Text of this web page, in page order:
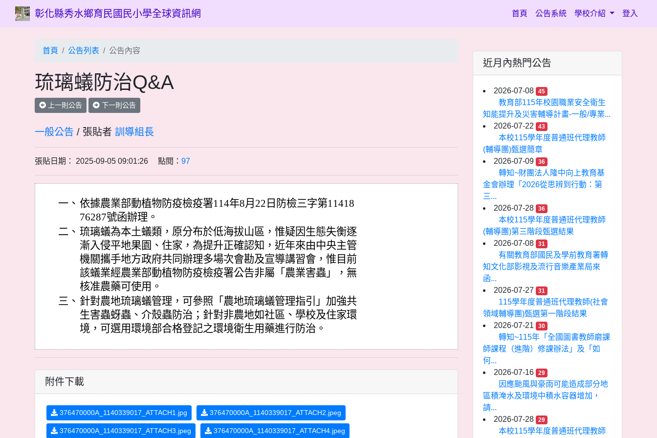
彰化縣秀水鄉育民國民小學全球資訊網 首頁 (current)
公告系統 學校介紹 登入
首頁 公告列表 公告內容
琉璃蟻防治Q&A
上一則公告 下一則公告
一般公告 / 張貼者 訓導組長
張貼日期： 2025-09-05 09:01:26 點閱： 97
一、 依據農業部動植物防疫檢疫署114年8月22日防檢三字第11418
76287號函辦理。
二、 琉璃蟻為本土蟻類，原分布於低海拔山區，惟疑因生態失衡逐
漸入侵平地果園、住家，為提升正確認知，近年來由中央主管
機關攜手地方政府共同辦理多場次會勘及宣導講習會，惟目前
該蟻業經農業部動植物防疫檢疫署公告非屬「農業害蟲」，無
核准農藥可使用。
三、 針對農地琉璃蟻管理，可參照「農地琉璃蟻管理指引」加強共
生害蟲蚜蟲、介殼蟲防治；針對非農地如社區、學校及住家環
境，可選用環境部合格登記之環境衛生用藥進行防治。
附件下載
376470000A_1140339017_ATTACH1.jpg 376470000A_1140339017_ATTACH2.jpeg
376470000A_1140339017_ATTACH3.jpeg 376470000A_1140339017_ATTACH4.jpeg
近月內熱門公告
2026-07-08 45
教育部115年校園職業安全衛生
知能提升及災害輔導計畫-一般/專業...
2026-07-22
43
本校115學年度普通班代理教師
(輔導團)甄選簡章
2026-07-09
36
轉知~財團法人隆中向上教育基
金會辦理「2026從思辨到行動：第
三...
2026-07-28
36
本校115學年度普通班代理教師
(輔導團)第三階段甄選結果
2026-07-08
31
有關教育部國民及學前教育署轉
知文化部影視及流行音樂產業局來
函...
2026-07-27
31
115學年度普通班代理教師(社會
領域輔導團)甄選第一階段結果
2026-07-21
30
轉知~115年「全國圖書教師磨課
師課程（進階）修課辦法」及「如
何...
2026-07-16
29
因應颱風與豪雨可能造成部分地
區積淹水及環境中積水容器增加，
請...
2026-07-28
29
本校115學年度普通班代理教師